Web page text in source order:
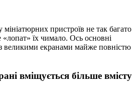
пристроїв не так багато
«лопат» їх чимало. Ось основні
великими екранами майже повністю
вміщується більше вмісту